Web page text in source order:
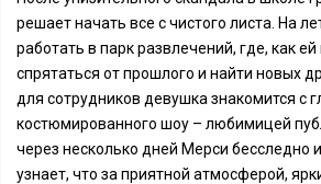
решает начать все с чистого листа. На
работать в парк развлечений, где, как
спрятаться от прошлого и найти новых
для сотрудников девушка знакомится с
костюмированного шоу – любимицей
через несколько дней Мерси бесследно
узнает, что за приятной атмосферой,